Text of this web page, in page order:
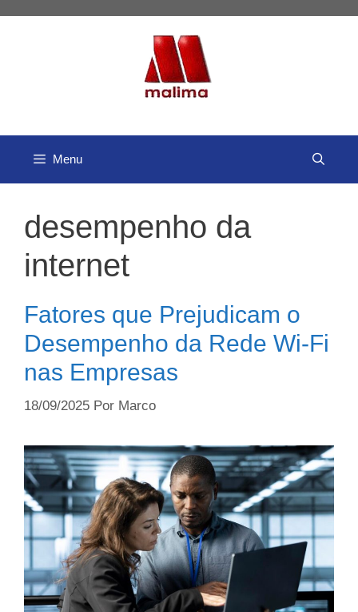
Menu
desempenho da
internet
Fatores que Prejudicam o
Desempenho da Rede Wi-Fi
nas Empresas
18/09/2025 Por Marco